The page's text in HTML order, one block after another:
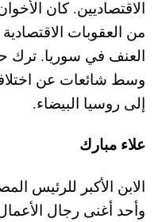
الاقتصاديين. كان
من العقوبات
وسط شائعات عن
إلى روسيا البيضاء.
علاء مبارك
الابن الأكبر للرئيس
وأحد أغنى رجال